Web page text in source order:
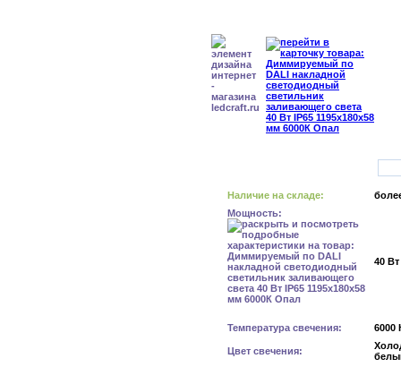
Наличие на складе:
Мощность:
40 Вт
Температура свечения: 6000
Цвет свечения: